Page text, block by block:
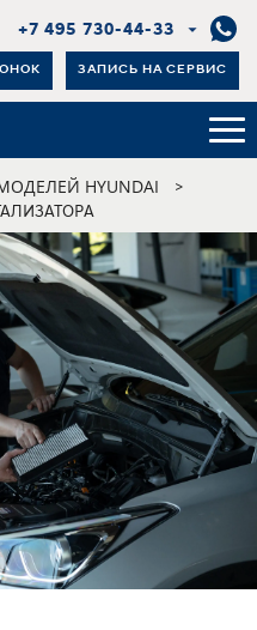
+7 495 730-44-33
ЗАПИСЬ НА СЕРВИС
HYUNDAI >